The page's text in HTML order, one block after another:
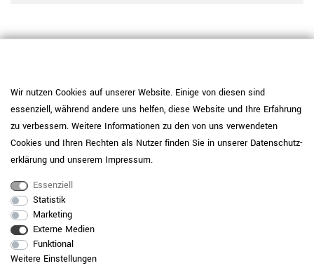
RAUMKONZEPT GESUCHT?
Jetzt zum Büroplanungs-Service
Wir nutzen Cookies auf unserer Website. Einige von diesen sind
essenziell, während andere uns helfen, diese Website und Ihre Erfahrung
zu verbessern. Weitere Informationen zu den von uns verwendeten
Cookies und Ihren Rechten als Nutzer finden Sie in unserer Daten­schutz­
erklärung und unserem Impressum.
Essenziell
Statistik
Marketing
Externe Medien
Funktional
Weitere Einstellungen